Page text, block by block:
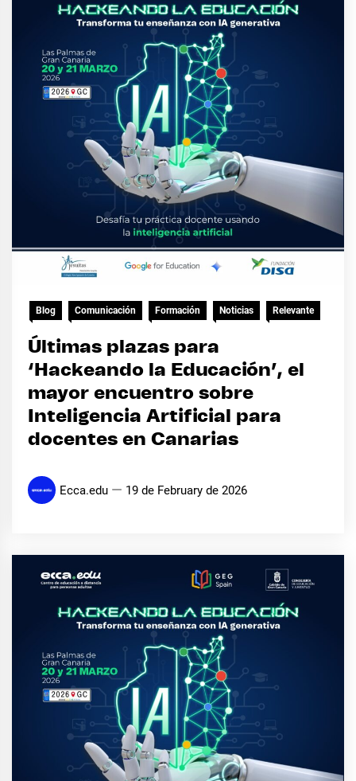
Blog Comunicación Formación Noticias Relevante
Últimas plazas para
‘Hackeando la Educación’, el
mayor encuentro sobre
Inteligencia Artificial para
docentes en Canarias
Ecca.edu 19 de February de 2026